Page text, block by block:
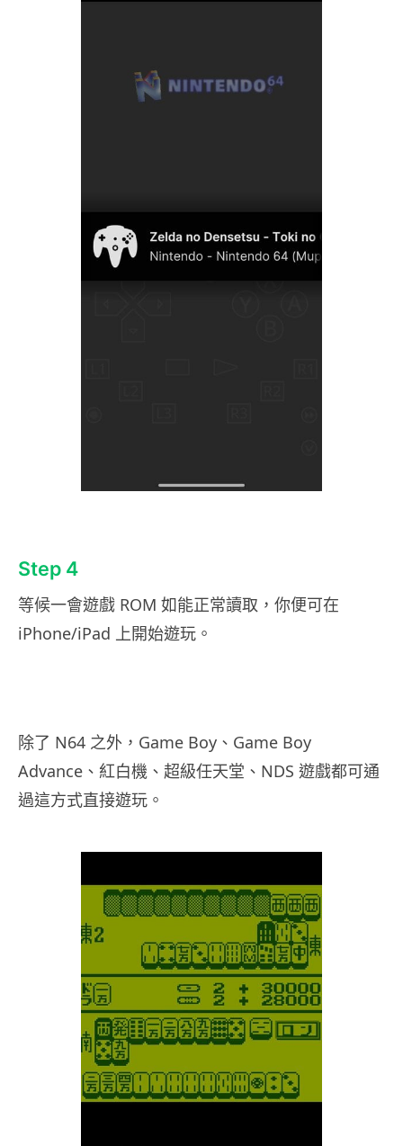
Step 4
等候一會遊戲 ROM 如能正常讀取，你便可在
iPhone/iPad 上開始遊玩。
除了 N64 之外，Game Boy、Game Boy
Advance、紅白機、超級任天堂、NDS 遊戲都可通
過這方式直接遊玩。